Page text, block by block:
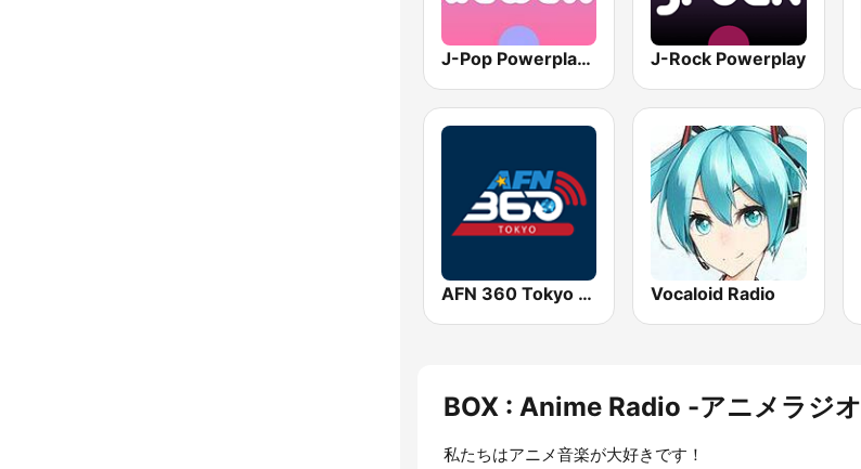
J-Pop Powerplay Kawaii J-Rock Powerplay
AFN 360 Tokyo (Japan Only) Vocaloid Radio
BOX : Anime Radio -アニメラジオ
私たちはアニメ音楽が大好きです！